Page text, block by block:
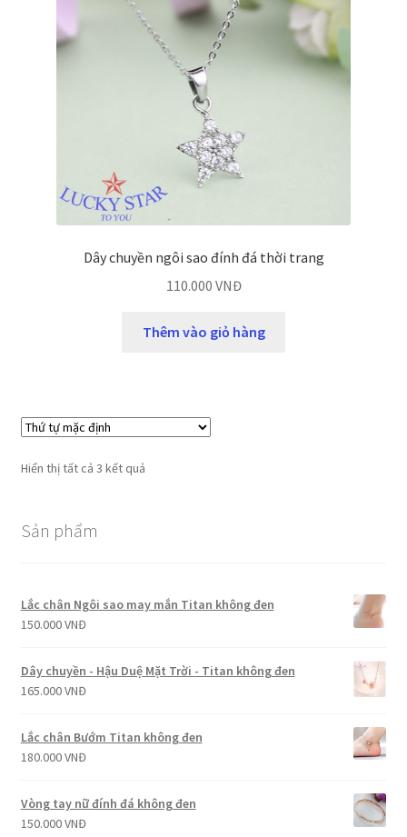
Dây chuyền ngôi sao đính đá thời trang
110.000 VNĐ
Thêm vào giỏ hàng
Hiển thị tất cả 3 kết quả
Sản phẩm
Lắc chân Ngôi sao may mắn Titan không đen
150.000VNĐ
Dây chuyền - Hậu Duệ Mặt Trời - Titan không đen
165.000VNĐ
Lắc chân Bướm Titan không đen
180.000VNĐ
Vòng tay nữ đính đá không đen
150.000VNĐ